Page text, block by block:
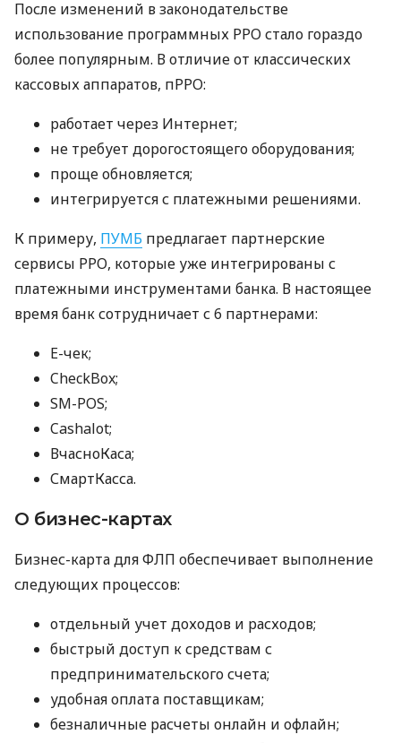
После изменений в законодательстве
использование программных РРО стало гораздо
более популярным. В отличие от классических
кассовых аппаратов, пРРО:
работает через Интернет;
не требует дорогостоящего оборудования;
проще обновляется;
интегрируется с платежными решениями.
К примеру, ПУМБ предлагает партнерские
сервисы РРО, которые уже интегрированы с
платежными инструментами банка. В настоящее
время банк сотрудничает с 6 партнерами:
E-чек;
CheckBox;
SM-POS;
Cashalot;
ВчасноКаса;
СмартКасса.
О бизнес-картах
Бизнес-карта для ФЛП обеспечивает выполнение
следующих процессов:
отдельный учет доходов и расходов;
быстрый доступ к средствам с
предпринимательского счета;
удобная оплата поставщикам;
безналичные расчеты онлайн и офлайн;